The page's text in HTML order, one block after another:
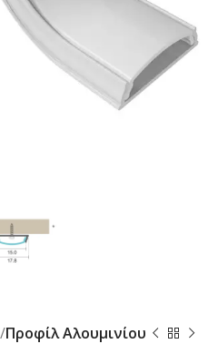
Προφίλ Αλουμινίου